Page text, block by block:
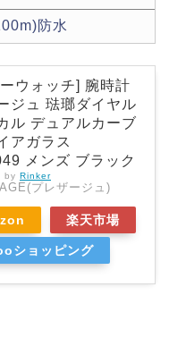
防水
ウォッチ] 腕時計
ジュ 琺瑯ダイヤル
ル デュアルカーブ
アガラス
メンズ ブラック
by Rinker
プレザージュ)
楽天市場
ショッピング